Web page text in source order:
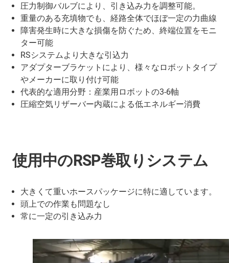
圧力制御バルブにより、引き込み力を調整可能。
重量のある充填物でも、経路全体でほぼ一定の力曲線
障害発生時に大きな損傷を防ぐため、終端位置をモニ
ター可能
RSシステムより大きな引込力
アダプターブラケットにより、様々なロボットタイプ
やメーカーに取り付け可能
代表的な適用分野：産業用ロボットの3-6軸
圧縮空気リザーバー内蔵による低エネルギー消費
使用中のRSP巻取りシステム
大きくて重いホースパッケージに特に適しています。
頭上での作業も問題なし
常に一定の引き込み力